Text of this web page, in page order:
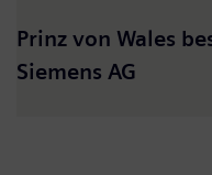
Prinz von Wales
Siemens AG